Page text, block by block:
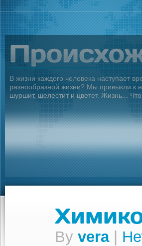
В жизни каждого человека наступает
разнообразной жизни? Мы привыкли к
шуршит, шелестит и цветет. Жизнь...
By vera|